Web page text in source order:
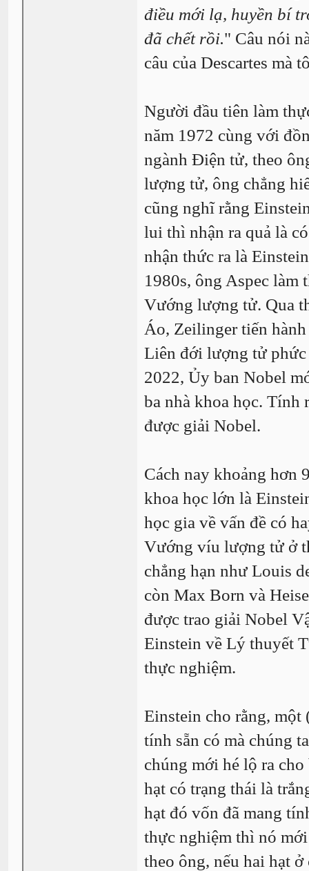
điều mới lạ, huyền bí
đã chết rồi." Câu nói
câu của Descartes mà
Người đầu tiên làm
năm 1972 cùng với
ngành Điện tử, theo
lượng tử, ông chẳng
cũng nghĩ rằng
lui thì nhận ra quả là
nhận thức ra là
1980s, ông Aspec làm
Vướng lượng tử. Qua
Áo, Zeilinger tiến
Liên đới lượng tử phức
2022, Ủy ban Nobel
ba nhà khoa học. Tính
được giải Nobel.
Cách nay khoảng hơn
khoa học lớn là
học gia về vấn đề có
Vướng víu lượng tử ở
chẳng hạn như Louis
còn Max Born và
được trao giải Nobel
Einstein về Lý thuyết
thực nghiệm.
Einstein cho rằng, một
tính sẵn có mà chúng
chúng mới hé lộ ra
hạt có trạng thái là
hạt đó vốn đã mang
thực nghiệm thì nó
theo ông, nếu hai hạt